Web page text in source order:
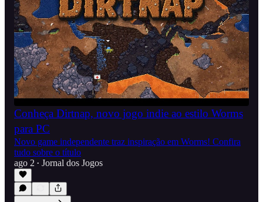
Conheça Dirtnap, novo jogo indie ao estilo Worms
para PC
Novo game independente traz inspiração em Worms! Confira
tudo sobre o título
ago 2 • Jornal dos Jogos